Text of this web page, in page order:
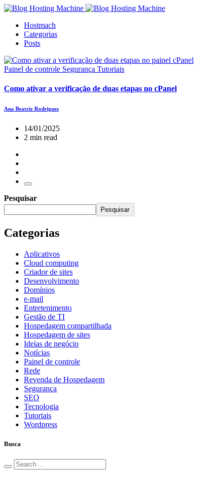
Hostmach
Categorias
Posts
Painel de controle Segurança Tutoriais
Como ativar a verificação de duas etapas no cPanel
Ana Beatriz Rodrigues
14/01/2025
2 min read
Pesquisar
Pesquisar
Categorias
Aplicativos
Cloud computing
Criador de sites
Desenvolvimento
Domínios
e-mail
Entretenimento
Gestão de TI
Hospedagem compartilhada
Hospedagem de sites
Ideias de negócio
Notícias
Painel de controle
Rede
Revenda de Hospedagem
Segurança
SEO
Tecnologia
Tutoriais
Wordpress
Busca